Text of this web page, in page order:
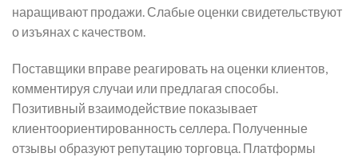
наращивают продажи. Слабые оценки свидетельствуют
о изъянах с качеством.
Поставщики вправе реагировать на оценки клиентов,
комментируя случаи или предлагая способы.
Позитивный взаимодействие показывает
клиентоориентированность селлера. Полученные
отзывы образуют репутацию торговца. Платформы